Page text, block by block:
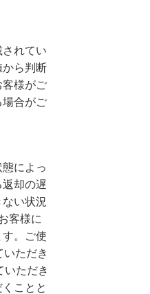
れてい
から判断
客様がご
場合がご
によっ
却の遅
い状況
客様に
。ご使
ただき
いただき
ことと